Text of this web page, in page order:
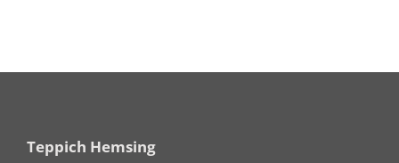
Teppich Hemsing